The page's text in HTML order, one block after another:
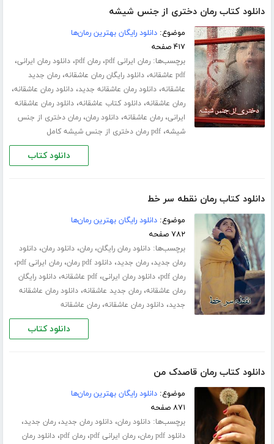
دانلود کتاب رمان دختری از جنس شیشه
موضوع:دانلود رایگان بهترین رمان‌ها
۴۱۷ صفحه
برچسب‌ها:رمان ایرانی pdf ،رمان pdf ،دانلود رمان ایرانی،
pdf عاشقانه ،دانلود رایگان رمان عاشقانه،رمان جدید
عاشقانه،دانلود رمان عاشقانه جدید،دانلود رمان عاشقانه،
رمان عاشقانه،دانلود کتاب عاشقانه،دانلود رمان عاشقانه
ایرانی،رمان عاشقانه،دانلود رمان،رمان دختری از جنس
شیشه،pdf رمان دختری از جنس شیشه کامل
دانلود کتاب
دانلود کتاب رمان نقطه سر خط
موضوع:دانلود رایگان بهترین رمان‌ها
۷۸۲ صفحه
برچسب‌ها:دانلود رمان رایگان،رمان،دانلود رمان،دانلود
رمان جدید،رمان جدید،دانلود pdf رمان ،رمان ایرانی pdf ،
رمان pdf ،دانلود رمان ایرانی،pdf عاشقانه ،دانلود رایگان
رمان عاشقانه،رمان جدید عاشقانه،دانلود رمان عاشقانه
جدید،دانلود رمان عاشقانه،رمان عاشقانه
دانلود کتاب
دانلود کتاب رمان قاصدک من
موضوع:دانلود رایگان بهترین رمان‌ها
۸۷۱ صفحه
برچسب‌ها:دانلود رمان،دانلود رمان جدید،رمان جدید،
دانلود pdf رمان ،رمان ایرانی pdf ،رمان pdf ،دانلود رمان